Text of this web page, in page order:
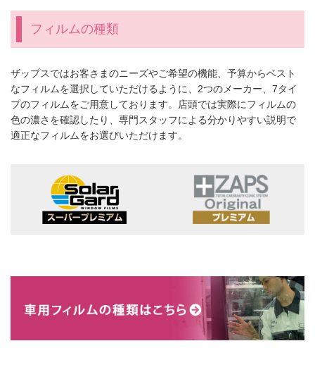
フィルムの種類
ザップスではお客さまのニーズやご希望の機能、予算からベスト
なフィルムを選択していただけるように、2つのメーカー、7タイ
プのフィルムをご用意しております。店頭では実際にフィルムの
色の濃さを確認したり、専門スタッフによる分かりやすい説明で
適正なフィルムをお選びいただけます。